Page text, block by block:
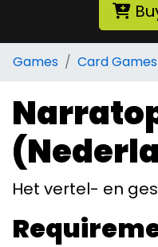
Games Card Games
Het vertel- en